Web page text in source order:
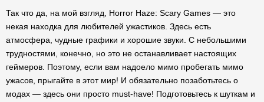
Так что да, на мой взгляд, Horror Haze: Scary Games — это
некая находка для любителей ужастиков. Здесь есть
атмосфера, чудные графики и хорошие звуки. С небольшими
трудностями, конечно, но это не останавливает настоящих
геймеров. Поэтому, если вам надоело мимо пробегать мимо
ужасов, прыгайте в этот мир! И обязательно позаботьтесь о
модах — здесь они просто must-have! Подготовьтесь к шуткам и